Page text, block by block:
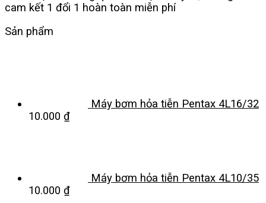
cam kết 1 đổi 1 hoàn toàn miễn phí
Sản phẩm
Máy bơm hỏa tiễn Pentax 4L16/32
10.000 ₫
Máy bơm hỏa tiễn Pentax 4L10/35
10.000 ₫